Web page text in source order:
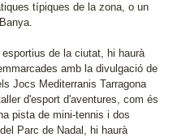
típiques de la zona, o un
de la ciutat, hi haurà
amb la divulgació de
Jocs Mediterranis Tarragona
d'esport d'aventures, com és
pista de mini-tennis i dos
Parc de Nadal, hi haurà